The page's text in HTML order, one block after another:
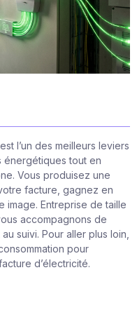
l’un des meilleurs leviers
énergétiques tout en
Vous produisez une
facture, gagnez en
image. Entreprise de taille
accompagnons de
suivi. Pour aller plus loin,
pour
d’électricité.